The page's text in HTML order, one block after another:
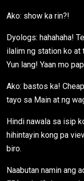
Ako: show ka rin?!
Dyologs: hahahaha!
ilalim ng station ko at
Yun lang! Yaan mo
Ako: bastos ka!
tayo sa Main at ng
Hindi nawala sa isip
hihintayin kong pa
biro.
Naabutan namin ang